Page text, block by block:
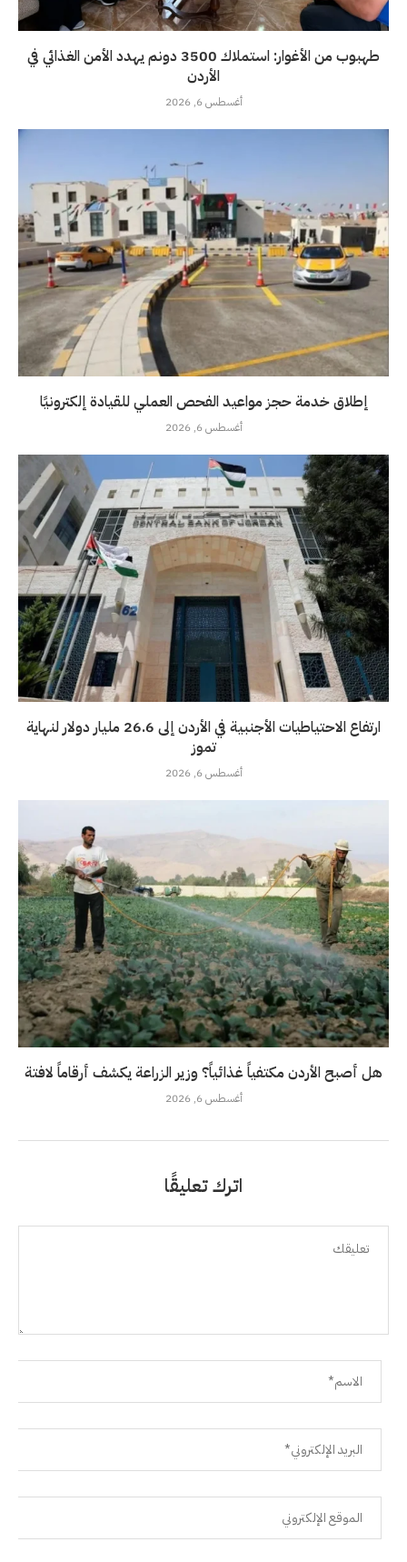
طهبوب من الأغوار: استملاك 3500 دونم يهدد الأمن الغذائي في
الأردن
أغسطس 6, 2026
إطلاق خدمة حجز مواعيد الفحص العملي للقيادة إلكترونيًا
أغسطس 6, 2026
ارتفاع الاحتياطيات الأجنبية في الأردن إلى 26.6 مليار دولار لنهاية
تموز
أغسطس 6, 2026
هل أصبح الأردن مكتفياً غذائياً؟ وزير الزراعة يكشف أرقاماً لافتة
أغسطس 6, 2026
اترك تعليقًا